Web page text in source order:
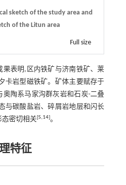
sketch of the study area and
of the Litun area
Full size
果表明,区内铁矿与济南铁矿、莱
卡岩型磁铁矿。矿体主要赋存于
陶系马家沟群灰岩和石炭-二叠
与碳酸盐岩、碎屑岩地层和闪长
密切相关[5,14]。
特征